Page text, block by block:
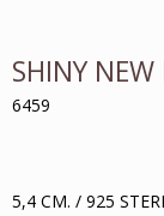
SHINY
6459
5,4 CM. / 925